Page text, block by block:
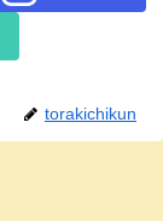
torakichikun